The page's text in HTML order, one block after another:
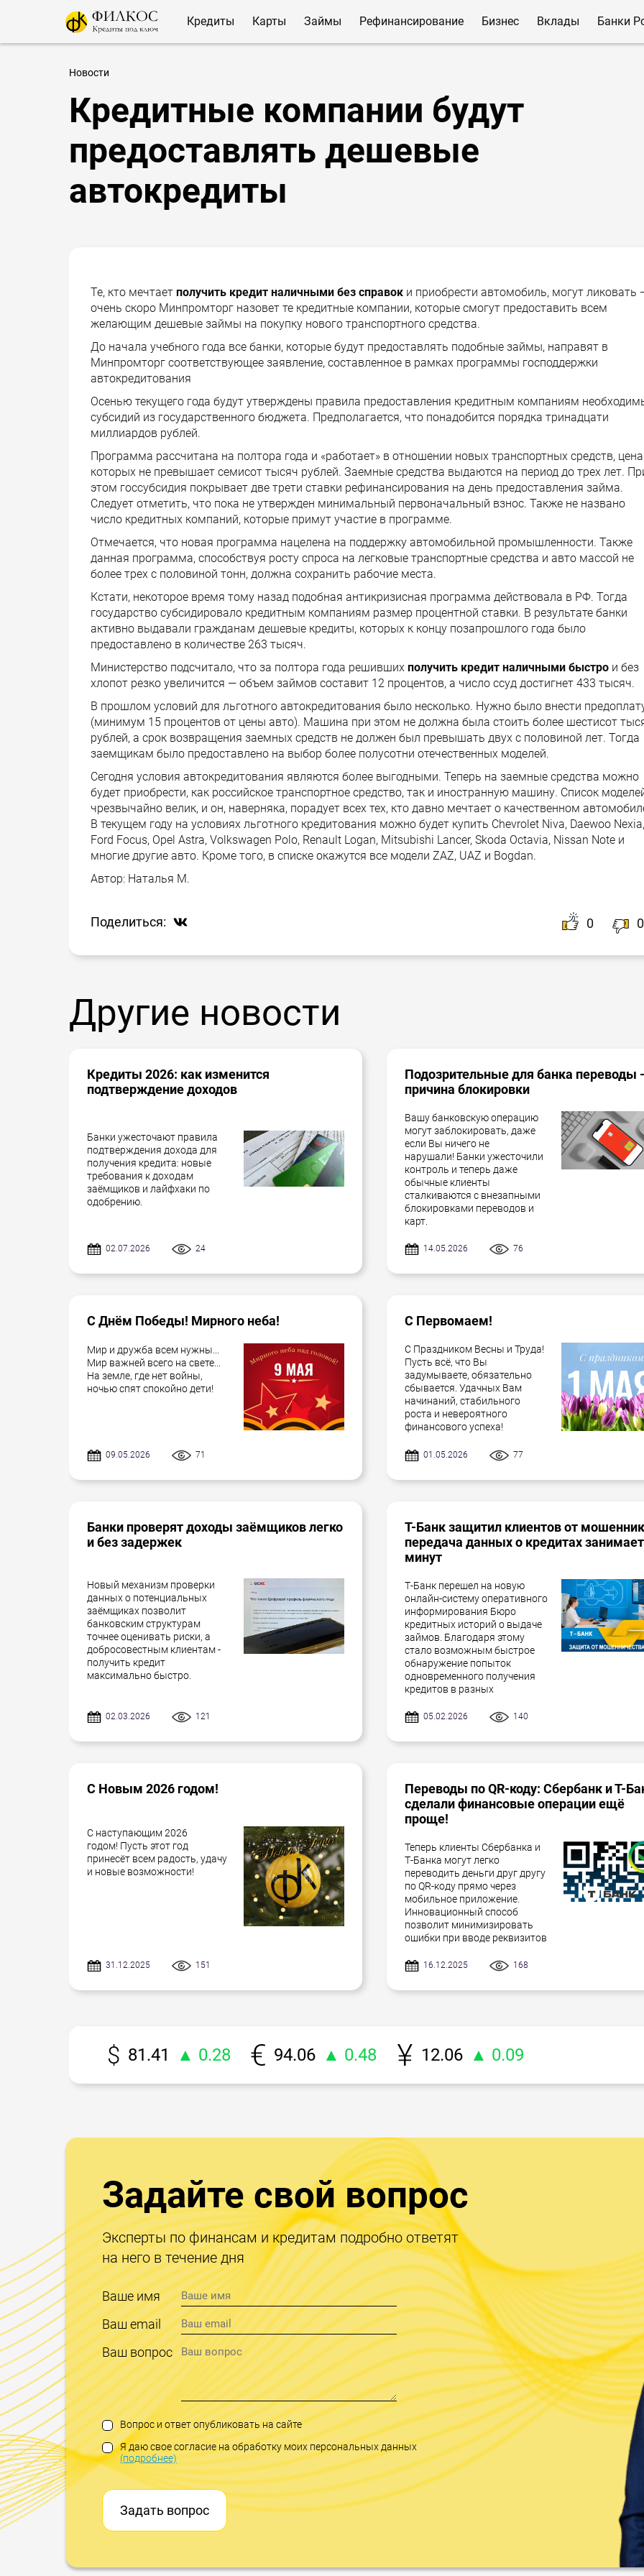
Кредиты Карты Займы Рефинансирование Бизнес Вклады Банки
Новости
Кредитные компании будут
предоставлять дешевые
автокредиты
Те, кто мечтает получить кредит наличными без справок и приобрести автомобиль, могут ликовать
очень скоро Минпромторг назовет те кредитные компании, которые смогут предоставить всем
желающим дешевые займы на покупку нового транспортного средства.
До начала учебного года все банки, которые будут предоставлять подобные займы, направят в
Минпромторг соответствующее заявление, составленное в рамках программы господдержки
автокредитования
Осенью текущего года будут утверждены правила предоставления кредитным компаниям
субсидий из государственного бюджета. Предполагается, что понадобится порядка тринадцати
миллиардов рублей.
Программа рассчитана на полтора года и «работает» в отношении новых транспортных средств, цена
которых не превышает семисот тысяч рублей. Заемные средства выдаются на период до трех лет.
этом госсубсидия покрывает две трети ставки рефинансирования на день предоставления займа.
Следует отметить, что пока не утвержден минимальный первоначальный взнос. Также не названо
число кредитных компаний, которые примут участие в программе.
Отмечается, что новая программа нацелена на поддержку автомобильной промышленности. Также
данная программа, способствуя росту спроса на легковые транспортные средства и авто массой не
более трех с половиной тонн, должна сохранить рабочие места.
Кстати, некоторое время тому назад подобная антикризисная программа действовала в РФ. Тогда
государство субсидировало кредитным компаниям размер процентной ставки. В результате банки
активно выдавали гражданам дешевые кредиты, которых к концу позапрошлого года было
предоставлено в количестве 263 тысяч.
Министерство подсчитало, что за полтора года решивших получить кредит наличными быстро и без
хлопот резко увеличится — объем займов составит 12 процентов, а число ссуд достигнет 433 тысяч.
В прошлом условий для льготного автокредитования было несколько. Нужно было внести
(минимум 15 процентов от цены авто). Машина при этом не должна была стоить более шестисот
рублей, а срок возвращения заемных средств не должен был превышать двух с половиной лет. Тогда
заемщикам было предоставлено на выбор более полусотни отечественных моделей.
Сегодня условия автокредитования являются более выгодными. Теперь на заемные средства можно
будет приобрести, как российское транспортное средство, так и иностранную машину. Список
чрезвычайно велик, и он, наверняка, порадует всех тех, кто давно мечтает о качественном
В текущем году на условиях льготного кредитования можно будет купить Chevrolet Niva, Daewoo Nexia,
Ford Focus, Opel Astra, Volkswagen Polo, Renault Logan, Mitsubishi Lancer, Skoda Octavia, Nissan Note и
многие другие авто. Кроме того, в списке окажутся все модели ZAZ, UAZ и Bogdan.
Автор: Наталья М.
Поделиться: 0 0
Другие новости
Кредиты 2026: как изменится
подтверждение доходов
Банки ужесточают правила
подтверждения дохода для
получения кредита: новые
требования к доходам
заёмщиков и лайфхаки по
одобрению.
02.07.2026 24
Подозрительные для банка переводы -
причина блокировки
Вашу банковскую операцию
могут заблокировать, даже
если Вы ничего не
нарушали! Банки ужесточили
контроль и теперь даже
обычные клиенты
сталкиваются с внезапными
блокировками переводов и
карт.
14.05.2026 76
С Днём Победы! Мирного неба!
Мир и дружба всем нужны...
Мир важней всего на свете...
На земле, где нет войны,
ночью спят спокойно дети!
09.05.2026 71
С Первомаем!
С Праздником Весны и Труда!
Пусть всё, что Вы
задумываете, обязательно
сбывается. Удачных Вам
начинаний, стабильного
роста и невероятного
финансового успеха!
01.05.2026 77
Банки проверят доходы заёмщиков легко
и без задержек
Новый механизм проверки
данных о потенциальных
заёмщиках позволит
банковским структурам
точнее оценивать риски, а
добросовестным клиентам -
получить кредит
максимально быстро.
02.03.2026 121
Т-Банк защитил клиентов от
передача данных о кредитах
минут
Т-Банк перешел на новую
онлайн-систему оперативного
информирования Бюро
кредитных историй о выдаче
займов. Благодаря этому
стало возможным быстрое
обнаружение попыток
одновременного получения
кредитов в разных
05.02.2026 140
С Новым 2026 годом!
С наступающим 2026
годом! Пусть этот год
принесёт всем радость, удачу
и новые возможности!
31.12.2025 151
Переводы по QR-коду: Сбербанк и Т-
сделали финансовые операции ещё
проще!
Теперь клиенты Сбербанка и
Т-Банка могут легко
переводить деньги друг другу
по QR-коду прямо через
мобильное приложение.
Инновационный способ
позволит минимизировать
ошибки при вводе реквизитов
16.12.2025 168
81.41 ▲ 0.28 94.06 ▲ 0.48 12.06 ▲ 0.09
Задайте свой вопрос
Эксперты по финансам и кредитам подробно ответят
на него в течение дня
Ваше имя
Ваш email
Ваш вопрос
Вопрос и ответ опубликовать на сайте
Я даю свое согласие на обработку моих персональных данных
(подробнее)
Задать вопрос